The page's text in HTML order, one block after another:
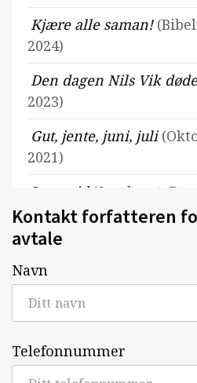
Kjære alle saman!
2024)
Den dagen Nils Vik
2023)
Gut, jente, juni, juli
2021)
Leggetid (Samlaget,
Garasjeland(Oktober,
Protestsongar(Oktober,
Deilig er jorden
Menn som ingen treng
Kontakt forfatteren
avtale
Navn
Telefonnummer